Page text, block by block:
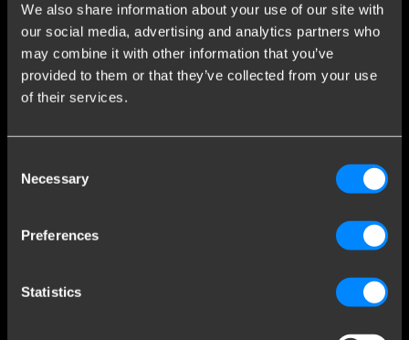
We also share information about your use of our site with
our social media, advertising and analytics partners who
may combine it with other information that you’ve
provided to them or that they’ve collected from your use
of their services.
Selection
Necessary
Preferences
Statistics
Læs mere
Kundeservice
Kundeservice
Nyheder
Cookies
Kontakt